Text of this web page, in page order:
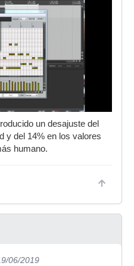
un desajuste del
y del 14% en los valores
humano.
06/2019